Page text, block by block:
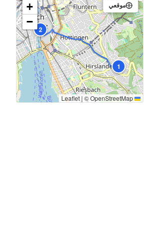
1
2
+
−
موقعي
| ©OpenStreetMap